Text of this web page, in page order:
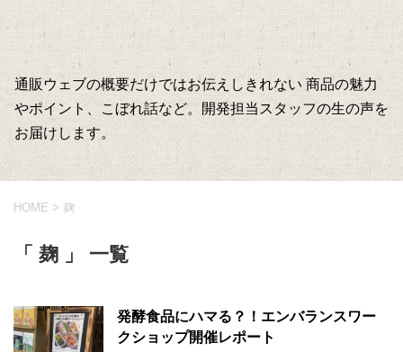
通販ウェブの概要だけではお伝えしきれない 商品の魅力
やポイント、こぼれ話など。開発担当スタッフの生の声を
お届けします。
HOME > 麹
「 麹 」 一覧
発酵食品にハマる？！エンバランスワー
クショップ開催レポート